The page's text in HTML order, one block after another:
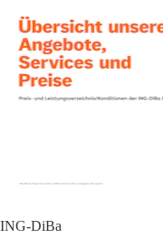
ING-DiBa